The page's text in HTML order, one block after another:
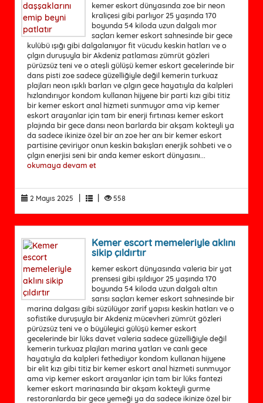
kemer eskort dünyasında zoe bir neon
kraliçesi gibi parlıyor 25 yaşında 170
boyunda 54 kiloda uzun dalgalı mor
saçları kemer eskort sahnesinde bir gece
kulübü ışığı gibi dalgalanıyor fit vücudu keskin hatları ve o
çılgın duruşuyla bir Akdeniz patlaması zümrüt gözleri
pürüzsüz teni ve o ateşli gülüşü kemer eskort gecelerinde bir
dans pisti zoe sadece güzelliğiyle değil kemerin turkuaz
plajları neon ışıklı barları ve çılgın gece hayatıyla da kalpleri
hızlandırıyor kondom kullanan hijyene bir parti kızı gibi titiz
bir kemer eskort anal hizmeti sunmuyor ama vip kemer
eskort arayanlar için tam bir enerji fırtınası kemer eskort
plajında bir gece dansı neon barlarda bir akşam kokteyli ya
da sadece ikinize özel bir an zoe her anı bir kemer eskort
partisine çeviriyor onun keskin bakışları enerjik sohbeti ve o
çılgın enerjisi seni bir anda kemer eskort dünyasını...
okumaya devam et
2 Mayıs 2025 | | 558
Kemer escort memeleriyle aklını
sikip çıldırtır
kemer eskort dünyasında valeria bir yat
prensesi gibi ışıldıyor 25 yaşında 170
boyunda 54 kiloda uzun dalgalı altın
sarısı saçları kemer eskort sahnesinde bir
marina dalgası gibi süzülüyor zarif yapısı keskin hatları ve o
sofistike duruşuyla bir Akdeniz mücevheri zümrüt gözleri
pürüzsüz teni ve o büyüleyici gülüşü kemer eskort
gecelerinde bir lüks davet valeria sadece güzelliğiyle değil
kemerin turkuaz plajları marina yatları ve canlı gece
hayatıyla da kalpleri fethediyor kondom kullanan hijyene
bir elit kızı gibi titiz bir kemer eskort anal hizmeti sunmuyor
ama vip kemer eskort arayanlar için tam bir lüks fantezi
kemer eskort marinasında bir akşam kokteyli gurme
restoranlarda bir gece yemeği ya da sadece ikinize özel bir